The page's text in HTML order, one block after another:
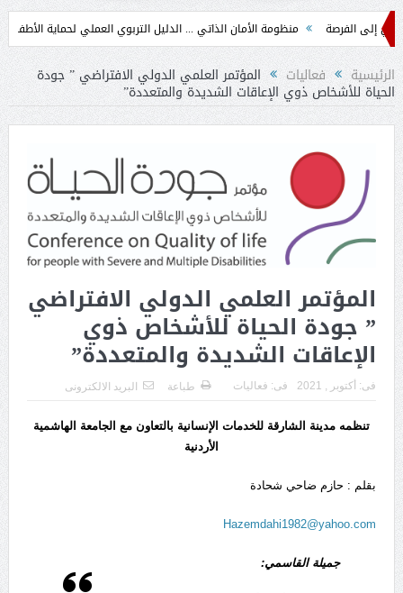
منظومة الأمان الذاتي ... الدليل التربوي العملي لحماية الأطفال في
الرئيسية فعاليات المؤتمر العلمي الدولي الافتراضي ” جودة
الحياة للأشخاص ذوي الإعاقات الشديدة والمتعددة”
المؤتمر العلمي الدولي الافتراضي
” جودة الحياة للأشخاص ذوي
الإعاقات الشديدة والمتعددة”
فى: أكتوبر , 2021 فى: فعاليات طباعة البريد الالكترونى
تنظمه مدينة الشارقة للخدمات الإنسانية بالتعاون مع الجامعة الهاشمية
الأردنية
بقلم : حازم ضاحي شحادة
Hazemdahi1982@yahoo.com
جميلة القاسمي: